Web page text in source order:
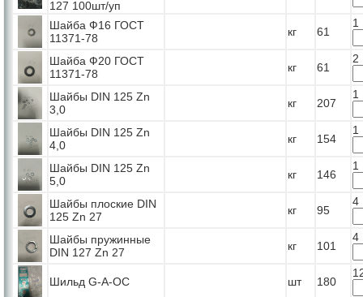
127 100шт/уп
Шайба Ф16 ГОСТ
11371-78
кг 61
1
Шайба Ф20 ГОСТ
11371-78
кг 61
2
Шайбы DIN 125 Zn
3,0
кг 207
1
Шайбы DIN 125 Zn
4,0
кг 154
1
Шайбы DIN 125 Zn
5,0
кг 146
1
Шайбы плоские DIN
125 Zn 27
кг 95
4
Шайбы пружинные
DIN 127 Zn 27
кг 101
4
Шильд G-A-OC шт 180